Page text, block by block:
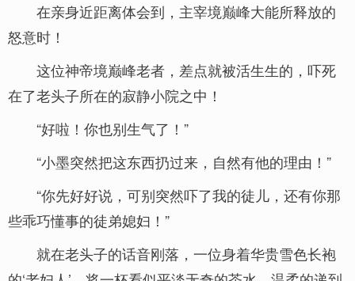
在亲身近距离体会到，主宰境巅峰大能所释放的
怒意时！
这位神帝境巅峰老者，差点就被活生生的，吓死
在了老头子所在的寂静小院之中！
“好啦！你也别生气了！”
“小墨突然把这东西扔过来，自然有他的理由！”
“你先好好说，可别突然吓了我的徒儿，还有你那
些乖巧懂事的徒弟媳妇！”
就在老头子的话音刚落，一位身着华贵雪色长袍